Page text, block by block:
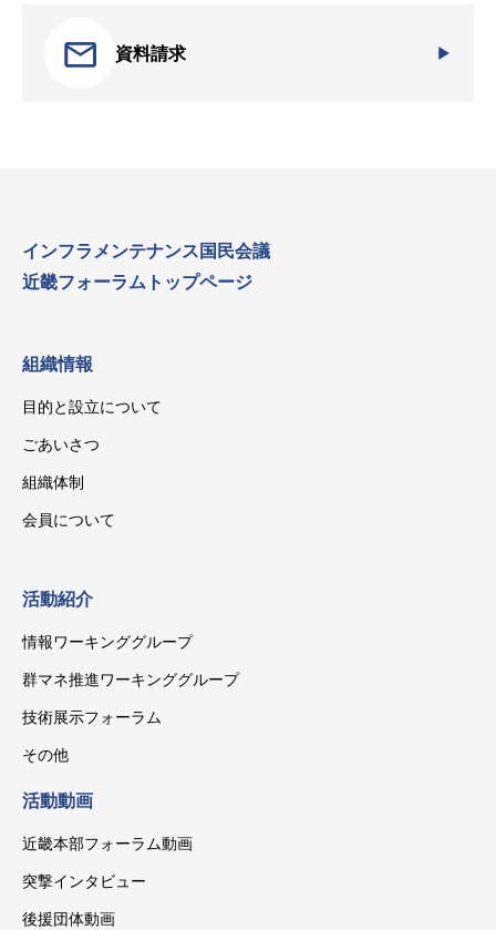
資料請求
インフラメンテナンス国民会議
近畿フォーラムトップページ
組織情報
目的と設立について
ごあいさつ
組織体制
会員について
活動紹介
情報ワーキンググループ
群マネ推進ワーキンググループ
技術展示フォーラム
その他
活動動画
近畿本部フォーラム動画
突撃インタビュー
後援団体動画